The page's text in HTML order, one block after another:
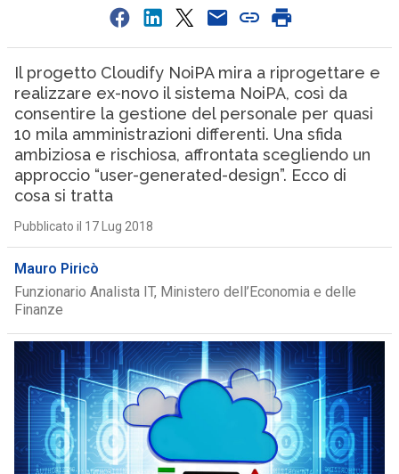
Il progetto Cloudify NoiPA mira a riprogettare e
realizzare ex-novo il sistema NoiPA, così da
consentire la gestione del personale per quasi
10 mila amministrazioni differenti. Una sfida
ambiziosa e rischiosa, affrontata scegliendo un
approccio “user-generated-design”. Ecco di
cosa si tratta
Pubblicato il 17 Lug 2018
Mauro Piricò
Funzionario Analista IT, Ministero dell’Economia e delle
Finanze